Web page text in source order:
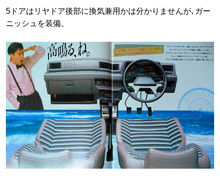
5ドアはリヤドア後部に換気兼用かは分かりませんが､ガー
ニッシュを装備。